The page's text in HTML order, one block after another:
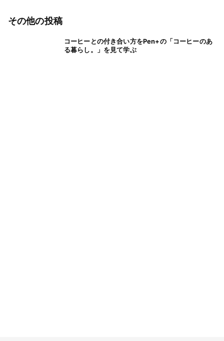
その他の投稿
コーヒーとの付き合い方をPen+の「コーヒーのあ
る暮らし。」を見て学ぶ